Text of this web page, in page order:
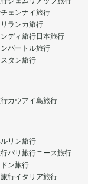
チェンナイ旅行
ランカ旅行
ディ旅行日本旅行
バートル旅行
タン旅行
カウアイ島旅行
リン旅行
パリ旅行ニース旅行
ン旅行
行イタリア旅行